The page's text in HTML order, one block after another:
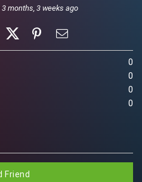
months, 3 weeks ago
0
0
0
0
Friend